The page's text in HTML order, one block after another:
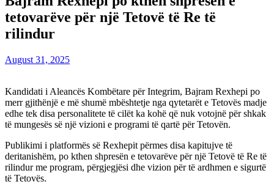
tetovarëve për një Tetovë të Re të
rilindur
August 31, 2025
Kandidati i Aleancës Kombëtare për Integrim, Bajram Rexhepi po
merr gjithënjë e më shumë mbështetje nga qytetarët e Tetovës madje
edhe tek disa personalitete të cilët ka kohë që nuk votojnë për shkak
të mungesës së një vizioni e programi të qartë për Tetovën.
Publikimi i platformës së Rexhepit përmes disa kapitujve të
deritanishëm, po kthen shpresën e tetovarëve për një Tetovë të Re të
rilindur me program, përgjegjësi dhe vizion për të ardhmen e sigurtë
të Tetovës.